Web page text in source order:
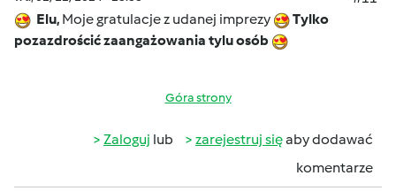
Elu, Moje gratulacje z udanej imprezy
Tylko
pozazdrościć zaangażowania tylu osób
Góra strony
Zaloguj lub zarejestruj sięaby dodawać
komentarze